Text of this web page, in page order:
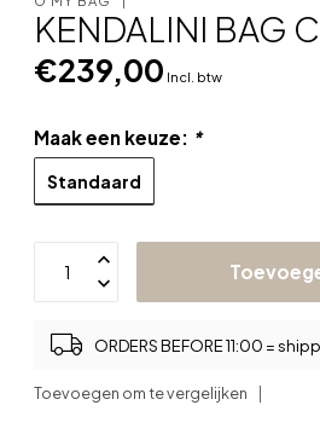
KENDALINI BAG
€239,00 Incl. btw
Maak een keuze: *
Standaard
ORDERS BEFORE 11:00 =
Toevoegen om te vergelijken